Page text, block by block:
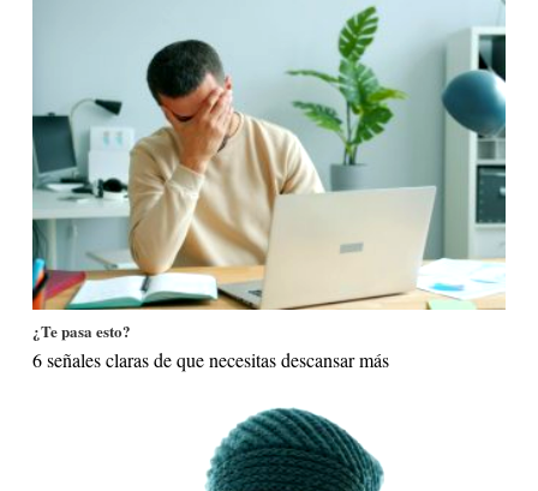
¿Te pasa esto?
6 señales claras de que necesitas descansar más